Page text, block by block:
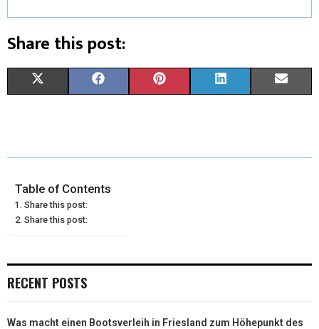
Share this post:
W
T
R
E T K I
Table of Contents
Share this post:
Share this post:
RECENT POSTS
Was macht einen Bootsverleih in Friesland zum Höhepunkt des